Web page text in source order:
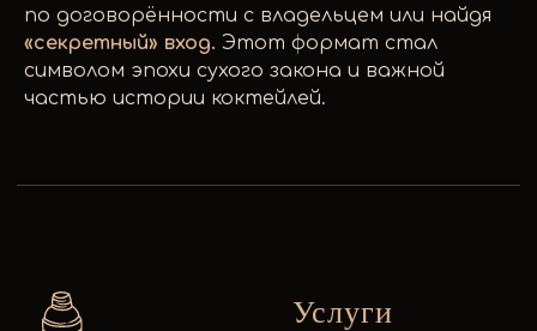
по договорённости с владельцем или найдя
«секретный» вход. Этот формат стал
символом эпохи сухого закона и важной
частью истории коктейлей.
Услуги